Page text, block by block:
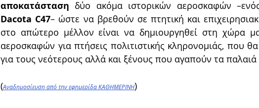
αποκατάσταση δύο ακόμα ιστορικών αεροσκαφών
Dacota C47– ώστε να βρεθούν σε πτητική και
στο απώτερο μέλλον είναι να δημιουργηθεί στη χώρα
αεροσκαφών για πτήσεις πολιτιστικής κληρονομιάς, που
για τους νεότερους αλλά και ξένους που αγαπούν τα
(Αναδημοσίευση από την εφημερίδα ΚΑΘΗΜΕΡΙΝΗ)